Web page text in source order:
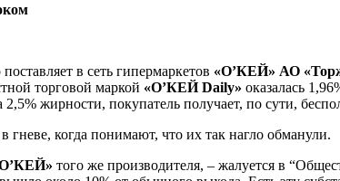
в сеть гипермаркетов «О’КЕЙ» АО
торговой маркой «О’КЕЙDaily» оказалась
2,5% жирности, покупатель получает, по сути,
гневе, когда понимают, что их так нагло обманули.
того же производителя, – жалуется в